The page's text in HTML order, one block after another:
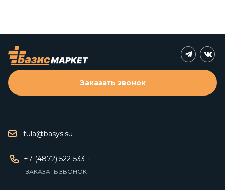
tula@basys.su
+7 (4872) 522-533
ЗАКАЗАТЬ ЗВОНОК
Заказать звонок